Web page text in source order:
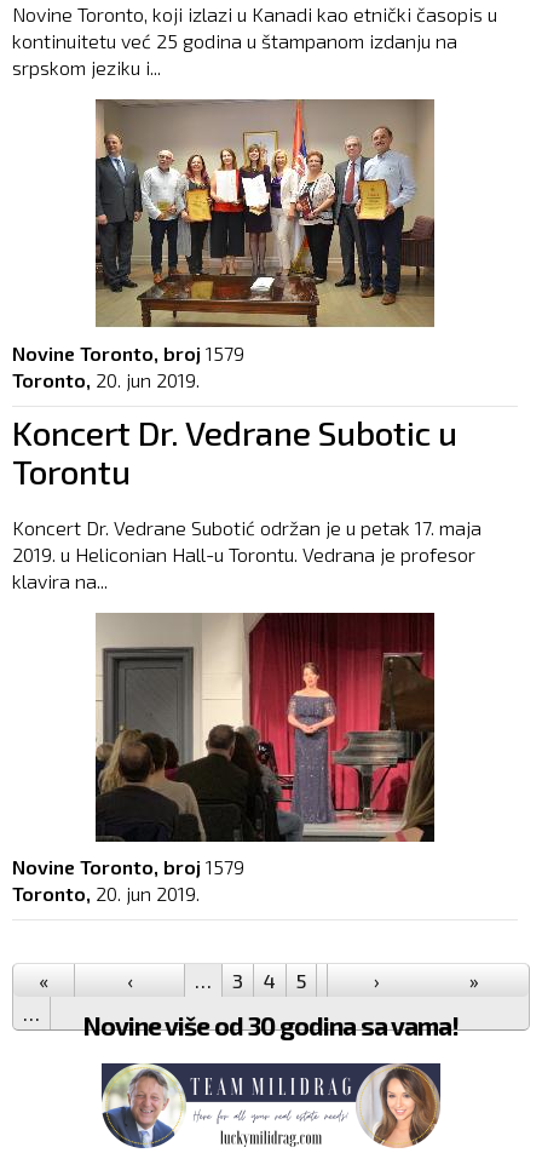
Novine Toronto, koji izlazi u Kanadi kao etnički časopis u
kontinuitetu već 25 godina u štampanom izdanju na
srpskom jeziku i...
Novine Toronto, broj 1579
Toronto, 20. jun 2019.
Koncert Dr. Vedrane Subotic u
Torontu
Koncert Dr. Vedrane Subotić održan je u petak 17. maja
2019. u Heliconian Hall-u Torontu. Vedrana je profesor
klavira na...
Novine Toronto, broj 1579
Toronto, 20. jun 2019.
Pages
« ‹ 3 4 5 10
› »
Novine više od 30 godina sa vama!